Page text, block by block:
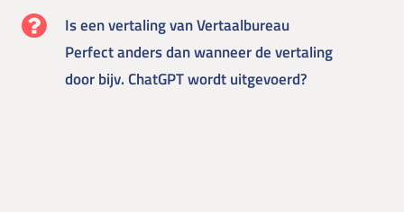
Is een vertaling van Vertaalbureau
Perfect anders dan wanneer de vertaling
door bijv. ChatGPT wordt uitgevoerd?